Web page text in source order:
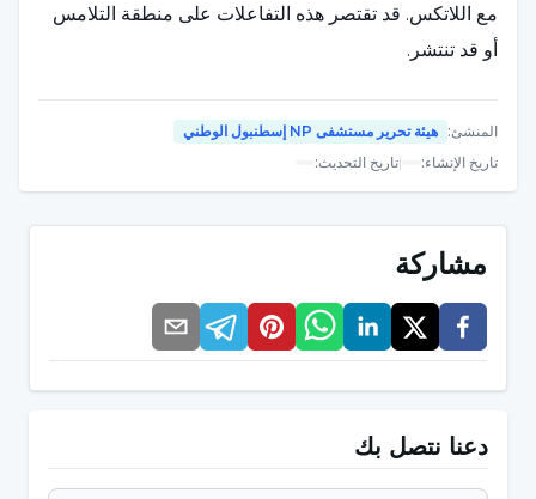
مع اللاتكس. قد تقتصر هذه التفاعلات على منطقة التلامس
أو قد تنتشر.
مثيرة للحكة على الجلد.
التهاب الملتحمة:يحدث مع أعراض مثل احمرار وحكة ودموع
في العينين.
أعراض شبيهة بأعراض الربو:أعراض مشابهة لأعراض الربو
مثل ضيق التنفس وضيق الصدر والسعال والصفير.
الحساسية المفرطة:وهو أخطر أشكال حساسية اللاتكس
المنشئ: هيئة تحرير مستشفى NP إسطنبول الوطني
تاريخ الإنشاء:
|تاريخ التحديث:
مشاركة
دعنا نتصل بك